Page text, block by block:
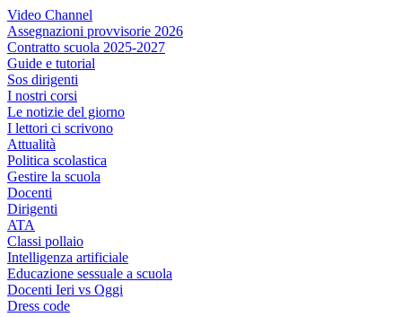
Video Channel
Assegnazioni provvisorie 2026
Contratto scuola 2025-2027
Guide e tutorial
Sos dirigenti
I nostri corsi
Le notizie del giorno
I lettori ci scrivono
Attualità
Politica scolastica
Gestire la scuola
Docenti
Dirigenti
ATA
Classi pollaio
Intelligenza artificiale
Educazione sessuale a scuola
Docenti Ieri vs Oggi
Dress code